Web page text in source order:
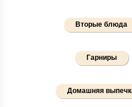
Вторые блюда
Гарниры
Домашняя